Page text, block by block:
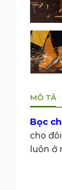
MÔ TẢ
Bọc
cho
luôn